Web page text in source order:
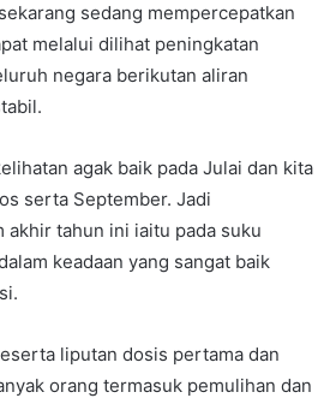
sedang mempercepatkan
melalui dilihat peningkatan
negara berikutan aliran
agak baik pada Julai dan kita
serta September. Jadi
akhir tahun ini iaitu pada suku
keadaan yang sangat baik
liputan dosis pertama dan
orang termasuk pemulihan dan